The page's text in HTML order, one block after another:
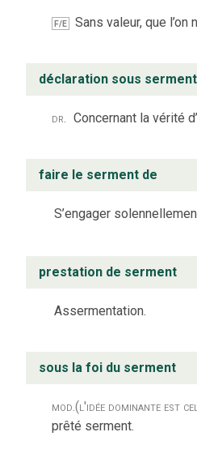
F/E Sans valeur, que l’on
déclaration sous serment
dr. Concernant la vérité
faire le serment de
S’engager
prestation de serment
Assermentation.
sous la foi du serment
mod. (l'idée dominante est
prêté serment.